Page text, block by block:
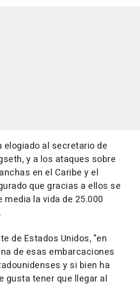
elogiado al secretario de
y a los ataques sobre
en el Caribe y el
que gracias a ellos se
la vida de 25.000
de Estados Unidos, "en
de esas embarcaciones
y si bien ha
gusta tener que llegar al